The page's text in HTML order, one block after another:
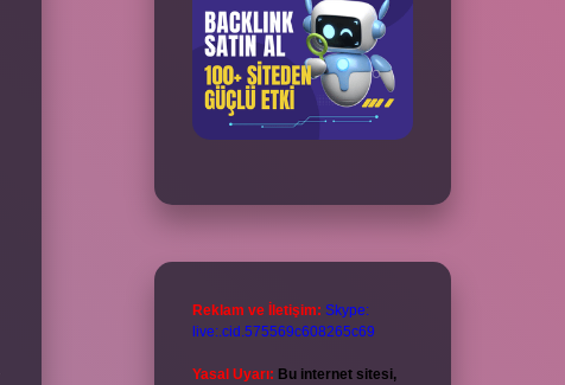
Reklam ve İletişim: Skype:
live:.cid.575569c608265c69
Yasal Uyarı: Bu internet sitesi,